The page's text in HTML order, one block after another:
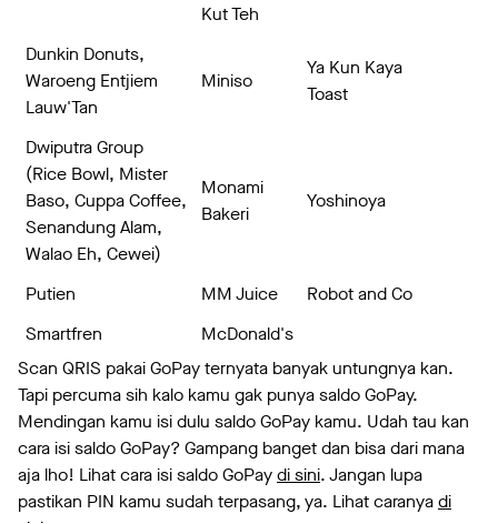
Kut Teh
Dunkin Donuts,
Waroeng Entjiem
Lauw'Tan
Miniso
Ya Kun Kaya
Toast
Dwiputra Group
(Rice Bowl, Mister
Baso, Cuppa Coffee,
Senandung Alam,
Walao Eh, Cewei)
Monami
Bakeri
Yoshinoya
Putien MM Juice
Robot and Co
Smartfren
McDonald's
Scan QRIS pakai GoPay ternyata banyak untungnya kan.
Tapi percuma sih kalo kamu gak punya saldo GoPay.
Mendingan kamu isi dulu saldo GoPay kamu. Udah tau kan
cara isi saldo GoPay? Gampang banget dan bisa dari mana
aja lho! Lihat cara isi saldo GoPaydi sini. Jangan lupa
pastikan PIN kamu sudah terpasang, ya. Lihat caranyadi